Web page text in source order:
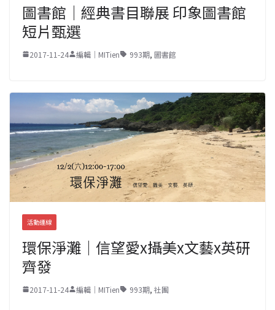
圖書館｜經典書目聯展 印象圖書館
短片甄選
2017-11-24 編輯｜MITien 993期, 圖書館
活動連線
環保淨灘｜信望愛x攝美x文藝x英研
齊發
2017-11-24 編輯｜MITien 993期, 社團